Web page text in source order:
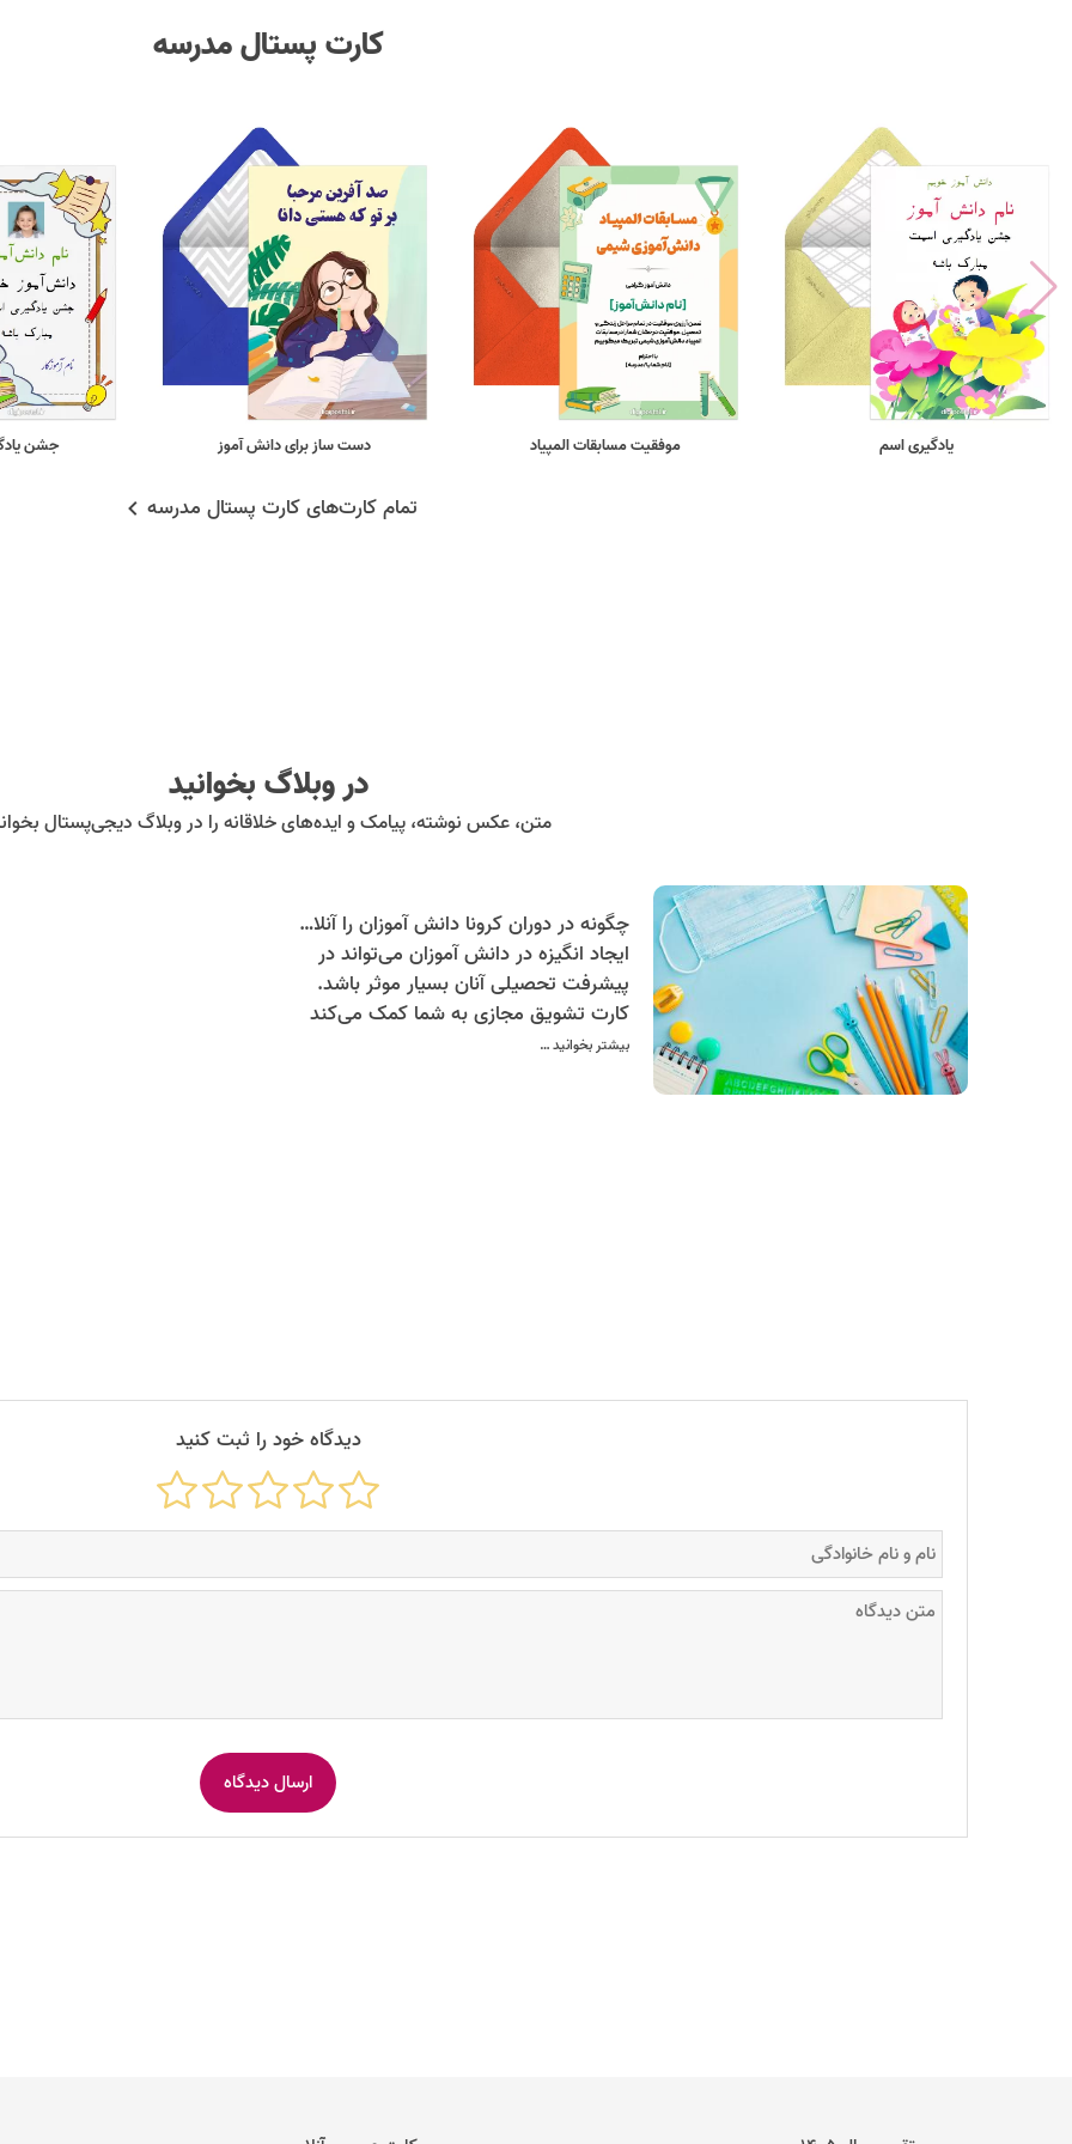
کارت پستال مدرسه
یادگیری اسم موفقیت مسابقات المپیاد دست ساز برای دانش آموز جشن
تمام کارت‌های کارت پستال مدرسه
در وبلاگ بخوانید
متن، عکس نوشته، پیامک و ایده‌های خلاقانه را در وبلاگ دیجی‌پستال
چگونه در دوران کرونا دانش آموزان را آنلاین تشویق کنیم
ایجاد انگیزه در دانش آموزان می‌تواند در
پیشرفت تحصیلی آنان بسیار موثر باشد.
کارت تشویق مجازی به شما کمک می‌کند
بتوانید انگیزه و حسی شاد و هیجان‌انگیز را
بیشتر بخوانید …
دیدگاه خود را ثبت کنید